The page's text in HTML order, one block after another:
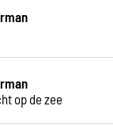
op de zee